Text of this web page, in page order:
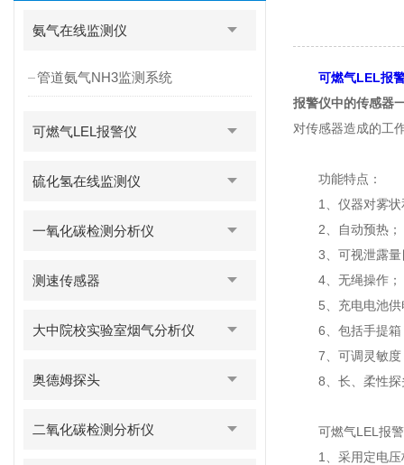
氨气在线监测仪
管道氨气NH3监测系统
可燃气LEL报警仪
硫化氢在线监测仪
一氧化碳检测分析仪
测速传感器
大中院校实验室烟气分析仪
奥德姆探头
二氧化碳检测分析仪
可燃气LEL报
报警仪中的传感器
对传感器造成的工
功能特点：
1、仪器对雾状和
2、自动预热；
3、可视泄露量
4、无绳操作；
5、充电电池供
6、包括手提箱
7、可调灵敏度
8、长、柔性探
可燃气LEL报警
1、采用定电压桥